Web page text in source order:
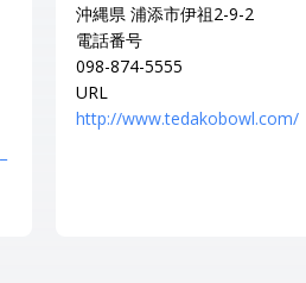
沖縄県 浦添市伊祖2-9-2
電話番号
098-874-5555
URL
http://www.tedakobowl.com/